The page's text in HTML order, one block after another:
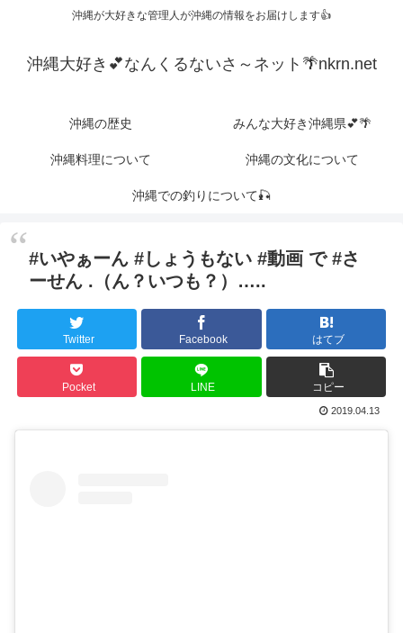
沖縄が大好きな管理人が沖縄の情報をお届けします👍
沖縄大好き💕なんくるないさ～ネット🌴nkrn.net
沖縄の歴史 みんな大好き沖縄県💕🌴
沖縄料理について 沖縄の文化について
沖縄での釣りについて🎣
#いやぁーん #しょうもない #動画 で #さ
ーせん .（ん？いつも？）…..
Twitter Facebook はてブ
Pocket LINE コピー
2019.04.13